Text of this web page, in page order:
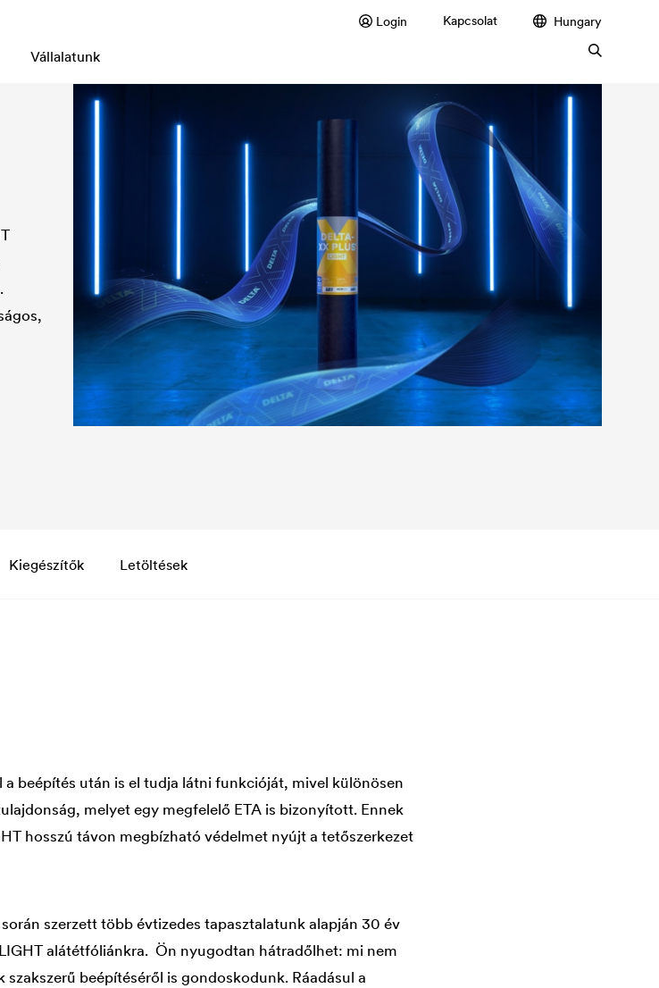
Login Kapcsolat Hungary
Vállalatunk
Kiegészítők Letöltések
a beépítés után is el tudja látni funkcióját, mivel különösen
melyet egy megfelelő ETA is bizonyított. Ennek
hosszú távon megbízható védelmet nyújt a tetőszerkezet
szerzett több évtizedes tapasztalatunk alapján 30 év
LIGHT alátétfóliánkra. Ön nyugodtan hátradőlhet: mi nem
beépítéséről is gondoskodunk. Ráadásul a